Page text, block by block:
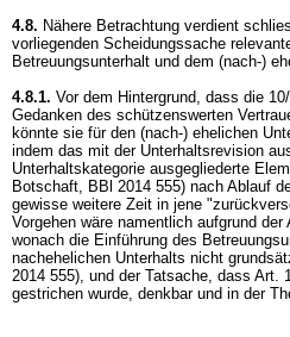
4.8. Nähere Betrachtung verdient
vorliegenden Scheidungssache
Betreuungsunterhalt und dem (nach-)
4.8.1. Vor dem Hintergrund, dass die
Gedanken des schützenswerten
könnte sie für den (nach-) ehelichen
indem das mit der Unterhaltsrevision
Unterhaltskategorie ausgegliederte
Botschaft, BBl 2014 555) nach Ablauf
gewisse weitere Zeit in jene
Vorgehen wäre namentlich aufgrund
wonach die Einführung des
nachehelichen Unterhalts nicht
2014 555), und der Tatsache, dass Art.
gestrichen wurde, denkbar und in der